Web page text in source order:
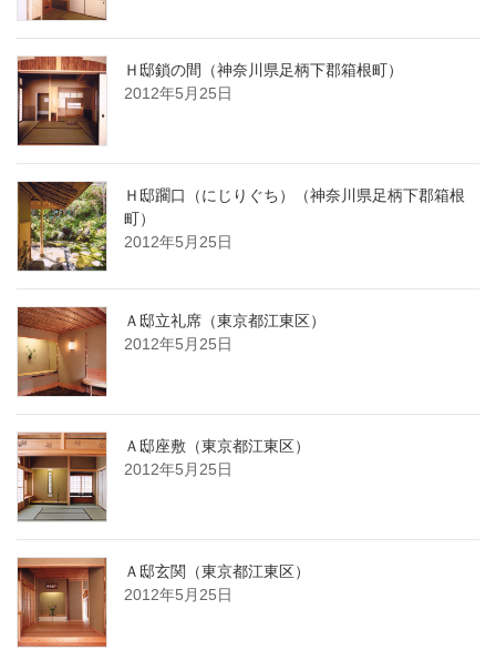
Ｈ邸鎖の間（神奈川県足柄下郡箱根町）
2012年5月25日
Ｈ邸躙口（にじりぐち）（神奈川県足柄下郡箱根
町）
2012年5月25日
Ａ邸立礼席（東京都江東区）
2012年5月25日
Ａ邸座敷（東京都江東区）
2012年5月25日
Ａ邸玄関（東京都江東区）
2012年5月25日